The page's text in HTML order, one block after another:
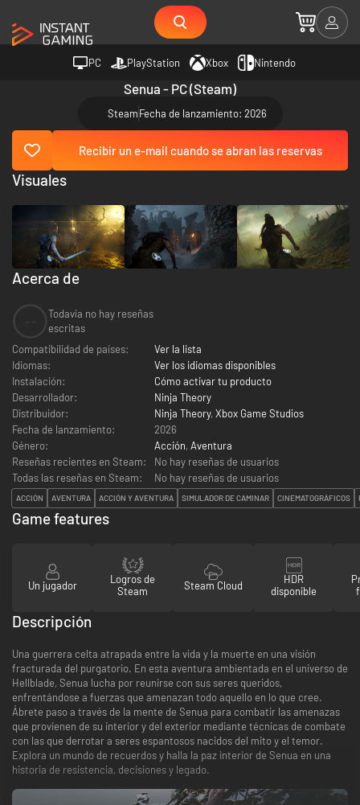
PC PlayStation Xbox Nintendo
Senua - PC (Steam)
SteamFecha de lanzamiento: 2026
Recibir un e-mail cuando se abran las reservas
Acerca de
Todavía no hay reseñas
escritas
Compatibilidad de países:
Ver la lista
Idiomas:
Ver los idiomas disponibles
Instalación:
Cómo activar tu producto
Desarrollador:
Ninja Theory
Distribuidor:
Ninja Theory, Xbox Game Studios
Fecha de lanzamiento:
2026
Género:
Acción, Aventura
Reseñas recientes en Steam:
No hay reseñas de usuarios
Todas las reseñas en Steam:
No hay reseñas de usuarios
ACCIÓN AVENTURA ACCIÓN Y AVENTURA SIMULADOR DE CAMINAR CINEMATOGRÁFICOS
Visuales
Game features
Un jugador
Logros de
Steam
Steam Cloud
HDR
disponible
Descripción
Una guerrera celta atrapada entre la vida y la muerte en una visión
fracturada del purgatorio. En esta aventura ambientada en el universo de
Hellblade, Senua lucha por reunirse con sus seres queridos,
enfrentándose a fuerzas que amenazan todo aquello en lo que cree.
Ábrete paso a través de la mente de Senua para combatir las amenazas
que provienen de su interior y del exterior mediante técnicas de combate
con las que derrotar a seres espantosos nacidos del mito y el temor.
Explora un mundo de recuerdos y halla la paz interior de Senua en una
historia de resistencia, decisiones y legado.